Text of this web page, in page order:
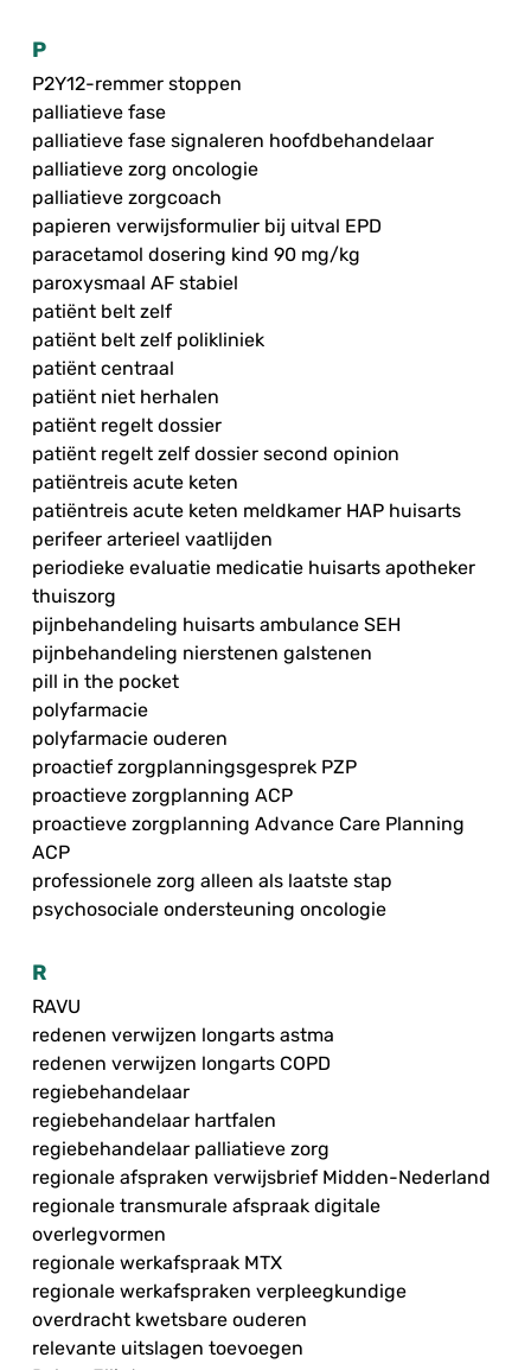
P
P2Y12-remmer stoppen
palliatieve fase
palliatieve fase signaleren hoofdbehandelaar
palliatieve zorg oncologie
palliatieve zorgcoach
papieren verwijsformulier bij uitval EPD
paracetamol dosering kind 90 mg/kg
paroxysmaal AF stabiel
patiënt belt zelf
patiënt belt zelf polikliniek
patiënt centraal
patiënt niet herhalen
patiënt regelt dossier
patiënt regelt zelf dossier second opinion
patiëntreis acute keten
patiëntreis acute keten meldkamer HAP huisarts
perifeer arterieel vaatlijden
periodieke evaluatie medicatie huisarts apotheker
thuiszorg
pijnbehandeling huisarts ambulance SEH
pijnbehandeling nierstenen galstenen
pill in the pocket
polyfarmacie
polyfarmacie ouderen
proactief zorgplanningsgesprek PZP
proactieve zorgplanning ACP
proactieve zorgplanning Advance Care Planning
ACP
professionele zorg alleen als laatste stap
psychosociale ondersteuning oncologie
R
RAVU
redenen verwijzen longarts astma
redenen verwijzen longarts COPD
regiebehandelaar
regiebehandelaar hartfalen
regiebehandelaar palliatieve zorg
regionale afspraken verwijsbrief Midden-Nederland
regionale transmurale afspraak digitale
overlegvormen
regionale werkafspraak MTX
regionale werkafspraken verpleegkundige
overdracht kwetsbare ouderen
relevante uitslagen toevoegen